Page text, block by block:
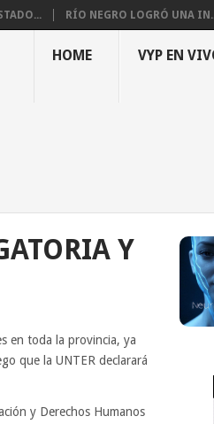
RÍO NEGRO LOGRÓ UNA
HOME VYP EN
Y
en toda la provincia, ya
que la UNTER declarará
y Derechos Humanos